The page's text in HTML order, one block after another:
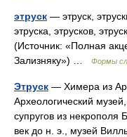
этруск — этруск,
этруска, этрусков,
(Источник: «Полная
Зализняку») …
Формы
Этруск — Химера из
Археологический
супругов из некрополя
век до н. э., музей